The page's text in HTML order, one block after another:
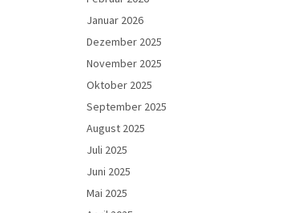
Januar 2026
Dezember 2025
November 2025
Oktober 2025
September 2025
August 2025
Juli 2025
Juni 2025
Mai 2025